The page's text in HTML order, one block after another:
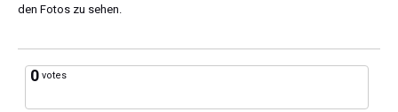
den Fotos zu sehen.
0 votes